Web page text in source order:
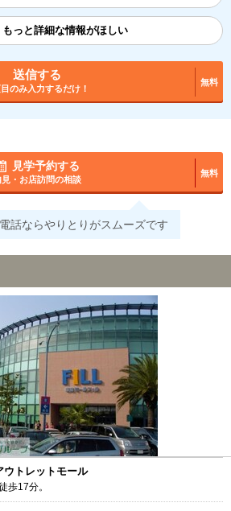
もっと詳細な情報がほしい
送信する
のみ入力するだけ！
無料
見学予約する
見・お店訪問の相談
無料
電話ならやりとりがスムーズです
ウトレットモール
歩17分。